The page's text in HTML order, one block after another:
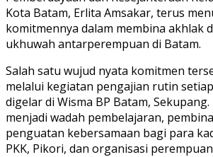
Kota Batam, Erlita Amsakar, terus
komitmennya dalam membina akhlak
ukhuwah antarperempuan di Batam.
Salah satu wujud nyata komitmen
melalui kegiatan pengajian rutin
digelar di Wisma BP Batam,
menjadi wadah pembelajaran,
penguatan kebersamaan bagi para
PKK, Pikori, dan organisasi